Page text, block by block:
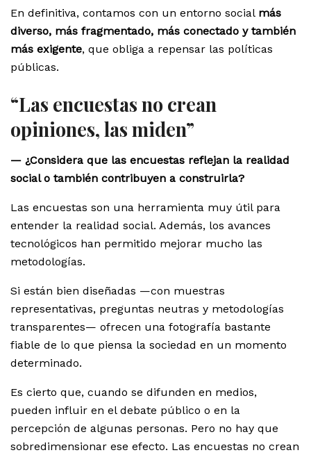
En definitiva, contamos con un entorno social más
diverso, más fragmentado, más conectado y también
más exigente, que obliga a repensar las políticas
públicas.
“Las encuestas no crean
opiniones, las miden”
— ¿Considera que las encuestas reflejan la realidad
social o también contribuyen a construirla?
Las encuestas son una herramienta muy útil para
entender la realidad social. Además, los avances
tecnológicos han permitido mejorar mucho las
metodologías.
Si están bien diseñadas —con muestras
representativas, preguntas neutras y metodologías
transparentes— ofrecen una fotografía bastante
fiable de lo que piensa la sociedad en un momento
determinado.
Es cierto que, cuando se difunden en medios,
pueden influir en el debate público o en la
percepción de algunas personas. Pero no hay que
sobredimensionar ese efecto. Las encuestas no crean